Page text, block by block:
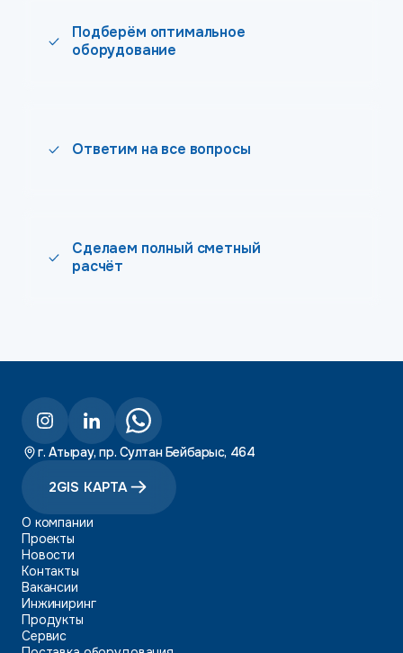
Подберём оптимальное
оборудование
Ответим на все вопросы
Сделаем полный сметный
расчёт
г. Атырау, пр. Султан Бейбарыс, 464
2GIS КАРТА
О компании
Проекты
Новости
Контакты
Вакансии
Инжиниринг
Продукты
Сервис